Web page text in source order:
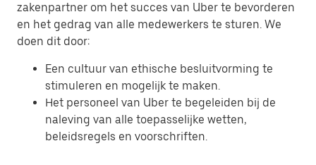
zakenpartner om het succes van Uber te bevorderen
en het gedrag van alle medewerkers te sturen. We
doen dit door:
Een cultuur van ethische besluitvorming te
stimuleren en mogelijk te maken.
Het personeel van Uber te begeleiden bij de
naleving van alle toepasselijke wetten,
beleidsregels en voorschriften.